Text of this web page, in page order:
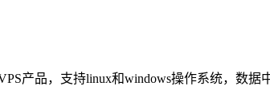
产品，支持linux和windows操作系统，数据